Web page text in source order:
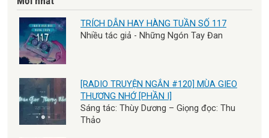
TRÍCH DẪN HAY HÀNG TUẦN SỐ 117
Nhiều tác giả - Những Ngón Tay Đan
[RADIO TRUYỆN NGẮN #120] MÙA GIEO
THƯƠNG NHỚ [PHẦN I]
Sáng tác: Thùy Dương – Giọng đọc: Thu
Thảo